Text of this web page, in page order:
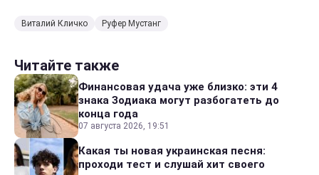
Виталий Кличко Руфер Мустанг
Читайте также
Финансовая удача уже близко: эти 4
знака Зодиака могут разбогатеть до
конца года
07 августа 2026, 19:51
Какая ты новая украинская песня:
проходи тест и слушай хит своего